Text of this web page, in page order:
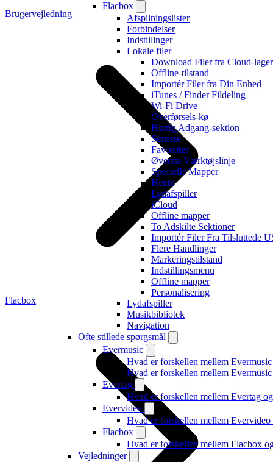
Flacbox
Afspilningslister
Forbindelser
Indstillinger
Lokale filer
Download Filer fra Cloud-lager
Offline-tilstand
Importér Filer fra Din Enhed
iTunes / Finder Fildeling
Wi-Fi Drive
Overførsels-kø
Hurtig Adgang-sektion
Seneste
Favoritter
Øverste Værktøjslinje
Specielle Mapper
Hente
Lydafspiller
iCloud
Offline mapper
To Adskilte Sektioner
Importér Filer Fra Tilsluttede
Flere Handlinger
Markeringstilstand
Indstillingsmenu
Offline mapper
Personalisering
Lydafspiller
Musikbibliotek
Navigation
Ofte stillede spørgsmål
Evermusic
Hvad er forskellen mellem
Hvad er forskellen mellem
Evertag
Hvad er forskellen mellem Evertag
Evervideo
Hvad er forskellen mellem
Flacbox
Hvad er forskellen mellem Flacbox
Vejledninger
Brugervejledning
Flacbox